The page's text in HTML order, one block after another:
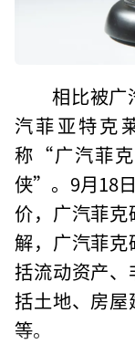
相比被广
汽菲亚特克
称“广汽菲
侠”。9月18
价，广汽菲
解，广汽菲
括流动资产
括土地、房
等。